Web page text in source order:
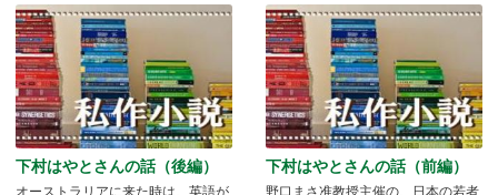
下村はやとさんの話（後編）
オーストラリアに来た時は、英語が
下村はやとさんの話（前編）
野口まさ准教授主催の、日本の若者